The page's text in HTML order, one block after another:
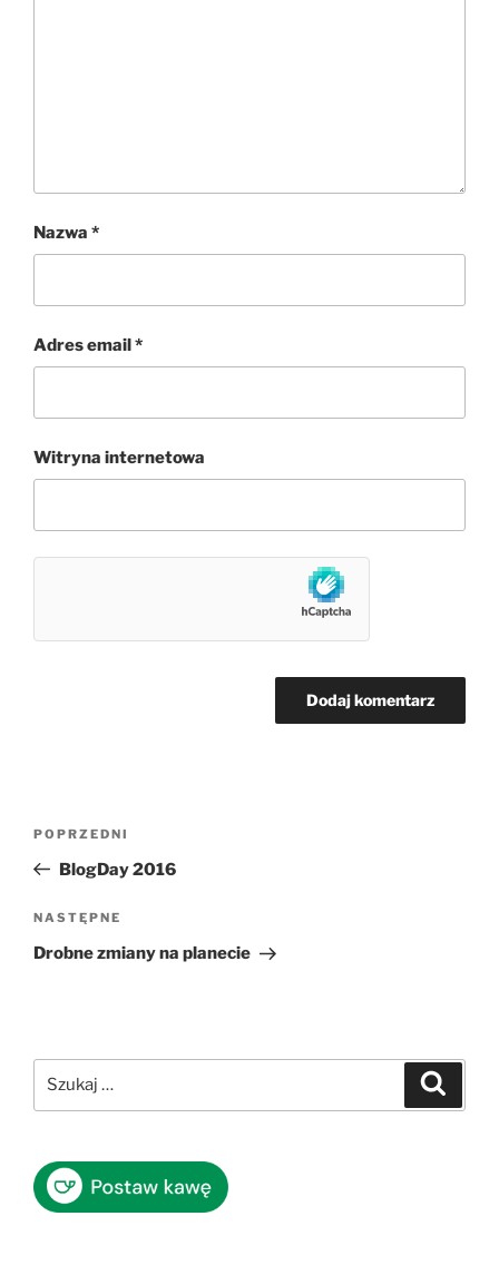
Nazwa *
Adres email*
Witryna internetowa
Poprzedni
wpis
POPRZEDNI
BlogDay 2016
Następny
wpis
NASTĘPNE
Drobne zmiany na planecie